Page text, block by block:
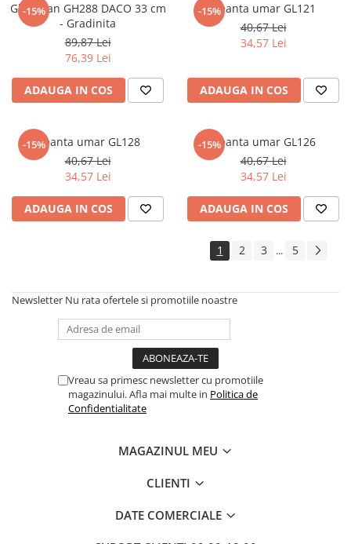
-15%
Ghiozdan GH288 DACO 33 cm
- Gradinita
89,87 Lei
76,39 Lei
ADAUGA IN COS
-15%Geanta umar GL121
40,67 Lei
34,57 Lei
ADAUGA IN COS
-15%Geanta umar GL128
40,67 Lei
34,57 Lei
ADAUGA IN COS
-15%Geanta umar GL126
40,67 Lei
34,57 Lei
ADAUGA IN COS
1 2 3 ... 5
Newsletter Nu rata ofertele si promotiile noastre
Vreau sa primesc newsletter cu promotiile
magazinului. Afla mai multe in Politica de
Confidentialitate
MAGAZINUL MEU
CLIENTI
DATE COMERCIALE